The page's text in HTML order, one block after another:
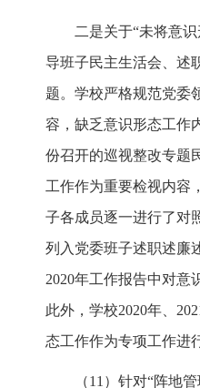
二是关于“未将意
导班子民主生活会、述
题。学校严格规范党委
容，缺乏意识形态工作
份召开的巡视整改专题
工作作为重要检视内容
子各成员逐一进行了对
列入党委班子述职述廉
2020年工作报告中对意
此外，学校2020年、
态工作作为专项工作进
（11）针对“阵地